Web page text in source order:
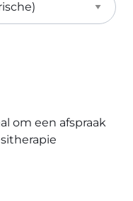
om een afspraak